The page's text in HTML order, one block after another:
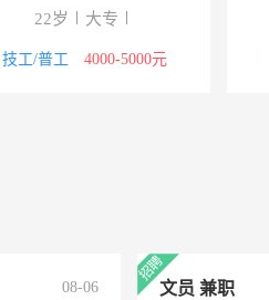
云南云通鉴定咨询服务有限公司
22岁 大专
技工/普工 4000-5000元
08-06 文员 兼职